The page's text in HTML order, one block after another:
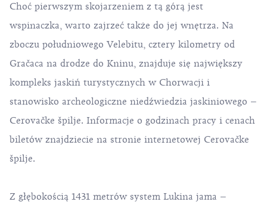
Choć pierwszym skojarzeniem z tą górą jest
wspinaczka, warto zajrzeć także do jej wnętrza. Na
zboczu południowego Velebitu, cztery kilometry od
Gračaca na drodze do Kninu, znajduje się największy
kompleks jaskiń turystycznych w Chorwacji i
stanowisko archeologiczne niedźwiedzia jaskiniowego –
Cerovačke špilje. Informacje o godzinach pracy i cenach
biletów znajdziecie na stronie internetowej Cerovačke
špilje.
Z głębokością 1431 metrów system Lukina jama –